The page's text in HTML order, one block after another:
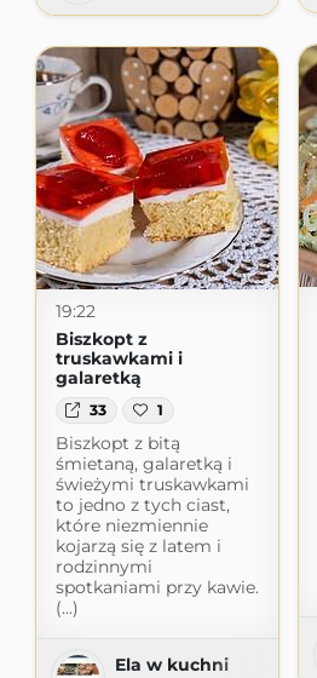
19:22
Biszkopt z
truskawkami i
galaretką
33 1
Biszkopt z bitą
śmietaną, galaretką i
świeżymi truskawkami
to jedno z tych ciast,
które niezmiennie
kojarzą się z latem i
rodzinnymi
spotkaniami przy kawie.
(...)
Ela w kuchni